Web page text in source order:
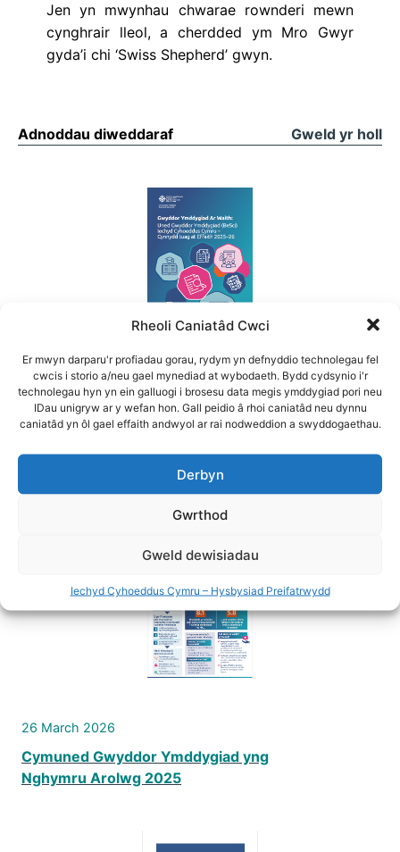
Rheoli Caniatâd Cwci
Er mwyn darparu'r profiadau gorau, rydym yn defnyddio technolegau fel
cwcis i storio a/neu gael mynediad at wybodaeth. Bydd cydsynio i'r
technolegau hyn yn ein galluogi i brosesu data megis ymddygiad pori neu
IDau unigryw ar y wefan hon. Gall peidio â rhoi caniatâd neu dynnu
caniatâd yn ôl gael effaith andwyol ar rai nodweddion a swyddogaethau.
Derbyn
Gwrthod
Gweld dewisiadau
Iechyd Cyhoeddus Cymru – Hysbysiad Preifatrwydd
Jen yn mwynhau chwarae rownderi mewn
cynghrair lleol, a cherdded ym Mro Gwyr
gyda’i chi ‘Swiss Shepherd’ gwyn.
Adnoddau diweddaraf Gweld yr holl
4 June 2026
Gwyddor Ymddygiad Ar Waith: Uned
Gwyddor Ymddygiad (BeSci) Iechyd
Cyhoeddus Cymru – Cynnydd tuag at
26 March 2026
Cymuned Gwyddor Ymddygiad yng
Nghymru Arolwg 2025